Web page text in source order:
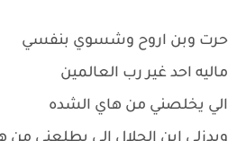
حرت وبن اروح وشسوي بنفسي
ماليه احد غير رب العالمين
الي يخلصني من هاي الشده